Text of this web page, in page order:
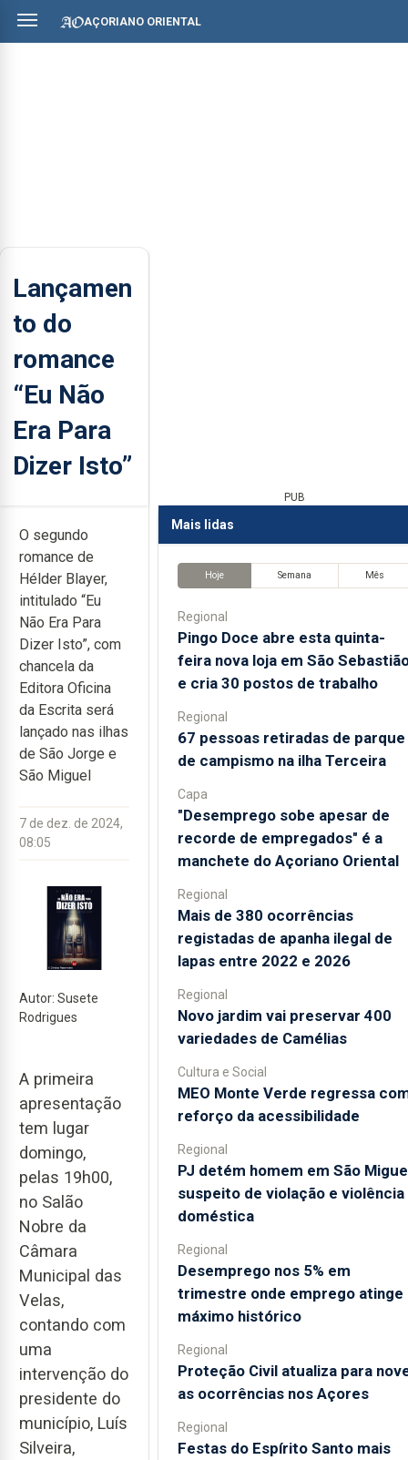
AÇORIANO ORIENTAL
Lançamen
to do
romance
“Eu Não
Era Para
Dizer Isto”
O segundo
romance de
Hélder Blayer,
intitulado “Eu
Não Era Para
Dizer Isto”, com
chancela da
Editora Oficina
da Escrita será
lançado nas ilhas
de São Jorge e
São Miguel
7 de dez. de 2024,
08:05
Autor: Susete
Rodrigues
A primeira
apresentação
tem lugar
domingo,
pelas 19h00,
no Salão
Nobre da
Câmara
Municipal das
Velas,
contando com
uma
intervenção do
presidente do
município, Luís
Silveira,
PUB
Mais lidas
Hoje Semana Mês
Regional
Pingo Doce abre esta quinta-
feira nova loja em São
e cria 30 postos de trabalho
Regional
67 pessoas retiradas de parque
de campismo na ilha Terceira
Capa
"Desemprego sobe apesar de
recorde de empregados" é a
manchete do Açoriano Oriental
Regional
Mais de 380 ocorrências
registadas de apanha ilegal de
lapas entre 2022 e 2026
Regional
Novo jardim vai preservar 400
variedades de Camélias
Cultura e Social
MEO Monte Verde regressa
reforço da acessibilidade
Regional
PJ detém homem em São
suspeito de violação e violência
doméstica
Regional
Desemprego nos 5% em
trimestre onde emprego atinge
máximo histórico
Regional
Proteção Civil atualiza para
as ocorrências nos Açores
Regional
Festas do Espírito Santo mais